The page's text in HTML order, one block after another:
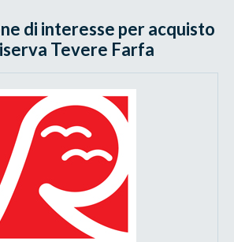
di interesse per acquisto
Tevere Farfa